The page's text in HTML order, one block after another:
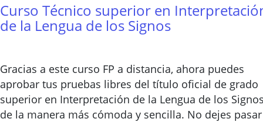
Curso Técnico superior en
de la Lengua de los Signos
Gracias a este curso FP a distancia, ahora puedes
aprobar tus pruebas libres del título oficial de grado
superior en Interpretación de la Lengua de los
de la manera más cómoda y sencilla. No dejes pasar